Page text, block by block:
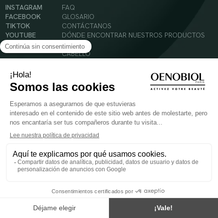
INSTAGRAM
FACEBOOK
TIKTOK
YOUTUBE
FAQ
GLOSARIO
CONTÁCTANOS
DÓNDE ENCONTRAR NUESTROS PRODUCTOS
SOLAR
CABELLO
© 2024 Oenobiol Paris
Condiciones Generales de Uso
Política de Privacidad
Menciones legales
PARA VUESTRA SALUD COMER AL MENOS 5 PIEZAS DE FRUTA Y LEGUMBRES AL DIA.
sano y no ser utilizados como sustitutos de un cuadro de vida sano y equilibrado. Solo
para adultos. Consulta atentamente el etiquetado de los productos antes de su uso.